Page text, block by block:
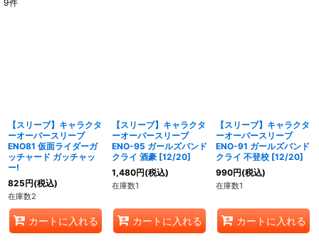
絞り込む
9件
【スリーブ】キャラクタ
ーオーバースリーブ
ENO81 仮面ライダーガ
ッチャード ガッチャッ
ー!
825円(税込)
在庫数2
カートに入れる
【スリーブ】キャラクタ
ーオーバースリーブ
ENO-95 ガールズバンド
クライ 酒豪 [12/20]
1,480円(税込)
在庫数1
カートに入れる
【スリーブ】キャラクタ
ーオーバースリーブ
ENO-91 ガールズバンド
クライ 不登校 [12/20]
990円(税込)
在庫数1
カートに入れる